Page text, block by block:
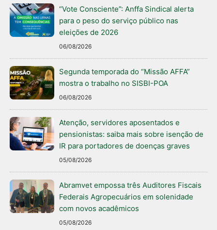
“Vote Consciente”: Anffa Sindical alerta
para o peso do serviço público nas
eleições de 2026
06/08/2026
Segunda temporada do “Missão AFFA”
mostra o trabalho no SISBI-POA
06/08/2026
Atenção, servidores aposentados e
pensionistas: saiba mais sobre isenção de
IR para portadores de doenças graves
05/08/2026
Abramvet empossa três Auditores Fiscais
Federais Agropecuários em solenidade
com novos acadêmicos
05/08/2026